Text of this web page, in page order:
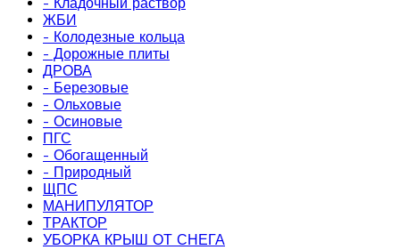
ЖБИ
- Колодезные кольца
- Дорожные плиты
ДРОВА
- Березовые
- Ольховые
- Осиновые
ПГС
- Обогащенный
- Природный
ЩПС
МАНИПУЛЯТОР
ТРАКТОР
УБОРКА КРЫШ ОТ СНЕГА